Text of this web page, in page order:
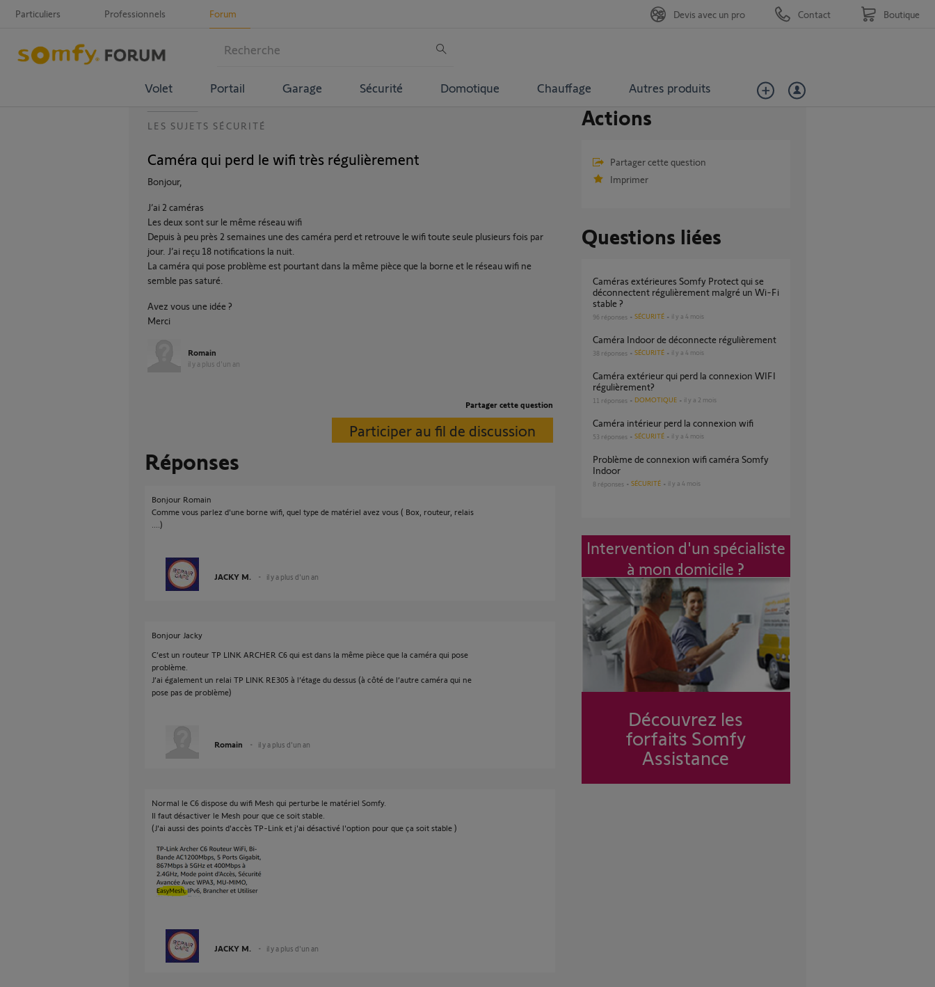
Particuliers Professionnels Forum
Volet Portail Garage Sécurité Domotique Chauffage Autres produits
Devis avec un pro Contact Boutique
LES SUJETS SÉCURITÉ
Caméra qui perd le wifi très régulièrement
Bonjour,
J’ai 2 caméras
Les deux sont sur le même réseau wifi
Depuis à peu près 2 semaines une des caméra perd et retrouve le wifi toute seule plusieurs fois par
jour. J’ai reçu 18 notifications la nuit.
La caméra qui pose problème est pourtant dans la même pièce que la borne et le réseau wifi ne
semble pas saturé.
Avez vous une idée ?
Merci
Romain
il y a plus d'un an
Partager cette question
Participer au fil de discussion
Réponses
Bonjour Romain
Comme vous parlez d'une borne wifi, quel type de matériel avez vous ( Box, routeur, relais
....)
JACKY M. il y a plus d'un an
Bonjour Jacky
C’est un routeur TP LINK ARCHER C6 qui est dans la même pièce que la caméra qui pose
problème.
J’ai également un relai TP LINK RE305 à l’étage du dessus (à côté de l’autre caméra qui ne
pose pas de problème)
Romain il y a plus d'un an
Normal le C6 dispose du wifi Mesh qui perturbe le matériel Somfy.
Il faut désactiver le Mesh pour que ce soit stable.
(J'ai aussi des points d'accès TP-Link et j'ai désactivé l'option pour que ça soit stable )
JACKY M. il y a plus d'un an
Actions
Partager cette question
Imprimer
Questions liées
Caméras extérieures Somfy Protect qui se
déconnectent régulièrement malgré un Wi-Fi
stable ?
96 réponses SÉCURITÉ il y a 4 mois
Caméra Indoor de déconnecte régulièrement
38 réponses SÉCURITÉ il y a 4 mois
caméra extérieur qui perd la connexion WIFI
régulièrement?
11 réponses DOMOTIQUE il y a 2 mois
Caméra intérieur perd la connexion wifi
53 réponses SÉCURITÉ il y a 4 mois
Problème de connexion wifi caméra Somfy
Indoor
8 réponses SÉCURITÉ il y a 4 mois
Intervention d'un spécialiste
à mon domicile ?
Découvrez les
forfaits Somfy
Assistance